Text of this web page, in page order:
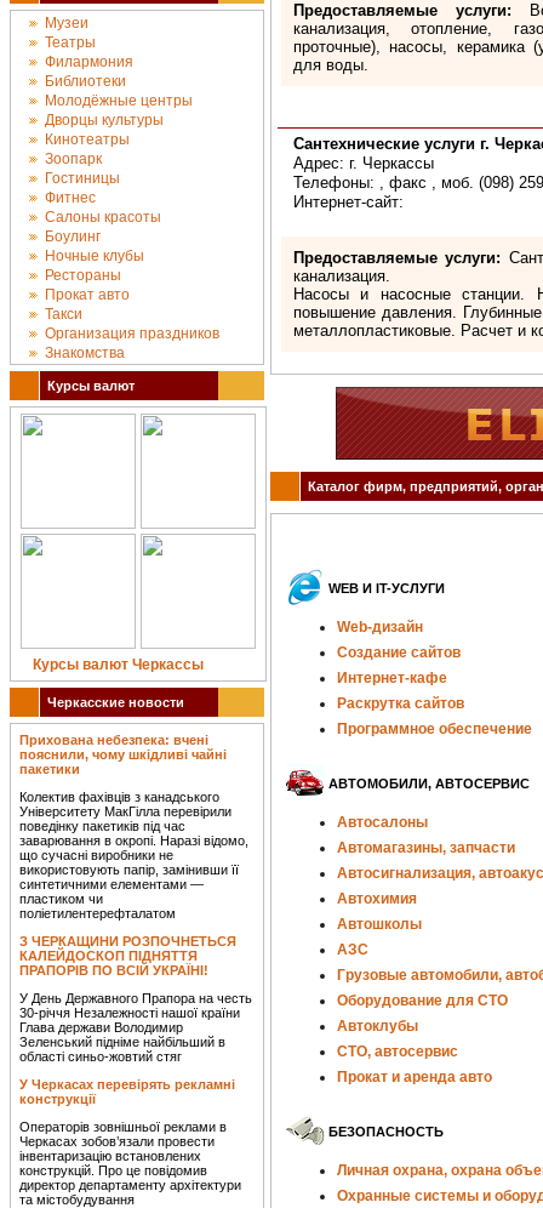
Музеи
Театры
Филармония
Библиотеки
Молодёжные центры
Дворцы культуры
Кинотеатры
Зоопарк
Гостиницы
Фитнес
Салоны красоты
Боулинг
Ночные клубы
Рестораны
Прокат авто
Такси
Организация праздников
Знакомства
Курсы валют
Курсы валют Черкассы
Черкасские новости
Прихована небезпека: вчені
пояснили, чому шкідливі чайні
пакетики
Колектив фахівців з канадського
Університету МакГілла перевірили
поведінку пакетиків під час
заварювання в окропі. Наразі відомо,
що сучасні виробники не
використовують папір, замінивши її
синтетичними елементами —
пластиком чи
поліетилентерефталатом
З ЧЕРКАЩИНИ РОЗПОЧНЕТЬСЯ
КАЛЕЙДОСКОП ПІДНЯТТЯ
ПРАПОРІВ ПО ВСІЙ УКРАЇНІ!
У День Державного Прапора на честь
30-річчя Незалежності нашої країни
Глава держави Володимир
Зеленський підніме найбільший в
області синьо-жовтий стяг
У Черкасах перевірять рекламні
конструкції
Операторів зовнішньої реклами в
Черкасах зобов’язали провести
інвентаризацію встановлених
конструкцій. Про це повідомив
директор департаменту архітектури
та містобудування
Предоставляемые услуги:
канализация, отопление,
проточные), насосы, керамика
для воды.
Сантехнические услуги г.
Адрес: г. Черкассы
Телефоны: , факс , моб. (098)
Интернет-сайт:
Предоставляемые услуги:
канализация.
Насосы и насосные станции.
повышение давления.
металлопластиковые. Расчет и
Каталог фирм, предприятий,
WEB И IT-УСЛУГИ
Web-дизайн
Создание сайтов
Интернет-кафе
Раскрутка сайтов
Программное обеспечение
АВТОМОБИЛИ, АВТОСЕРВИС
Автосалоны
Автомагазины, запчасти
Автосигнализация,
Автохимия
Автошколы
АЗС
Грузовые автомобили,
Оборудование для СТО
Автоклубы
СТО, автосервис
Прокат и аренда авто
БЕЗОПАСНОСТЬ
Личная охрана, охрана
Охранные системы и